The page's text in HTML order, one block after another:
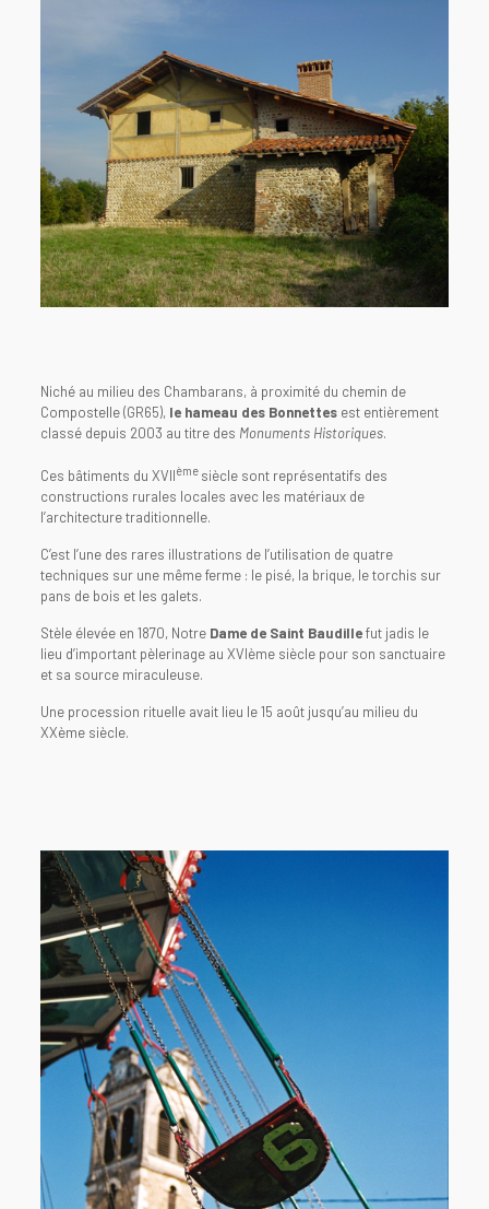
Niché au milieu des Chambarans, à proximité du chemin de
Compostelle (GR65), le hameau des Bonnettes est entièrement
classé depuis 2003 au titre des Monuments Historiques.
Ces bâtiments du XVIIème siècle sont représentatifs des
constructions rurales locales avec les matériaux de
l’architecture traditionnelle.
C’est l’une des rares illustrations de l’utilisation de quatre
techniques sur une même ferme : le pisé, la brique, le torchis sur
pans de bois et les galets.
Stèle élevée en 1870, Notre Dame de Saint Baudillefut jadis le
lieu d’important pèlerinage au XVIème siècle pour son sanctuaire
et sa source miraculeuse.
Une procession rituelle avait lieu le 15 août jusqu’au milieu du
XXème siècle.